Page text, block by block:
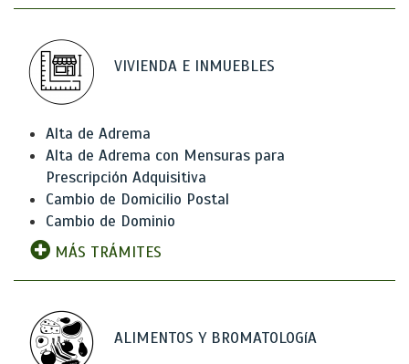
VIVIENDA E INMUEBLES
Alta de Adrema
Alta de Adrema con Mensuras para
Prescripción Adquisitiva
Cambio de Domicilio Postal
Cambio de Dominio
MÁS TRÁMITES
ALIMENTOS Y BROMATOLOGíA